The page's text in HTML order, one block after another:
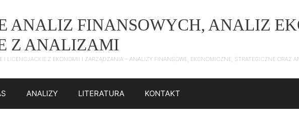
ANALIZ FINANSOWYCH, ANALIZ
Z ANALIZAMI
I LICENCJACKIE Z EKONOMII I ZARZĄDZANIA – ANALIZY FINANSOWE, EKONOMICZNE, STRATEGICZNE ORAZ
ANALIZY LITERATURA KONTAKT